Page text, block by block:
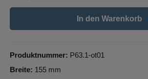
In den Warenkorb
Produktnummer: P63.1-ot01
Breite: 155 mm